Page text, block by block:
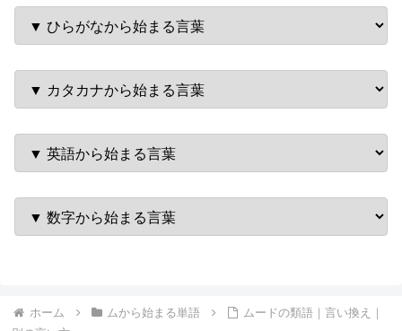
ホーム ムから始まる単語
ムードの類語｜言い換え｜